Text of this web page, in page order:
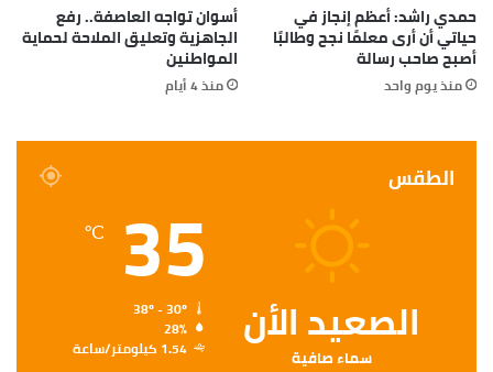
حمدي راشد: أعظم إنجاز في
حياتي أن أرى معلمًا نجح وطالبًا
أصبح صاحب رسالة
منذ يوم واحد
أسوان تواجه العاصفة.. رفع
الجاهزية وتعليق الملاحة لحماية
المواطنين
منذ 4 أيام
الطقس
الصعيد الأن
سماء صافية
35
℃
28%
1.54 كيلومتر/ساعة